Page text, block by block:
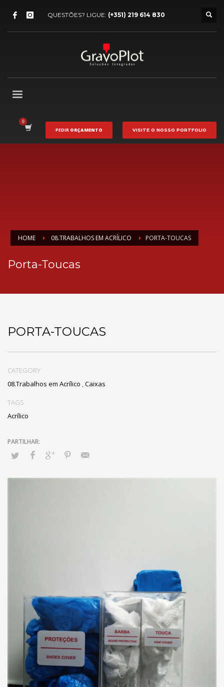
QUESTÕES? LIGUE: (+351) 219 614 830
PEDIR ORÇAMENTO VISITE O NOSSO PORTFOLIO
HOME 08.TRABALHOS EM ACRÍLICO PORTA-TOUCAS
Porta-Toucas
PORTA-TOUCAS
CATEGORY
08.Trabalhos em Acrílico ,Caixas
TAGS
Acrílico